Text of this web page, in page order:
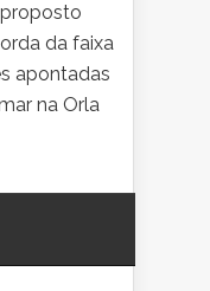
proposto
da faixa
apontadas
na Orla